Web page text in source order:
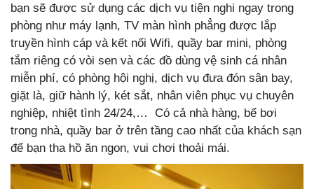
bạn sẽ được sử dụng các dịch vụ tiện nghi ngay trong
phòng như máy lạnh, TV màn hình phẳng được lắp
truyền hình cáp và kết nối Wifi, quầy bar mini, phòng
tắm riêng có vòi sen và các đồ dùng vệ sinh cá nhân
miễn phí, có phòng hội nghị, dịch vụ đưa đón sân bay,
giặt là, giữ hành lý, két sắt, nhân viên phục vụ chuyên
nghiệp, nhiệt tình 24/24,… Có cả nhà hàng, bể bơi
trong nhà, quầy bar ở trên tầng cao nhất của khách sạn
để bạn tha hồ ăn ngon, vui chơi thoải mái.